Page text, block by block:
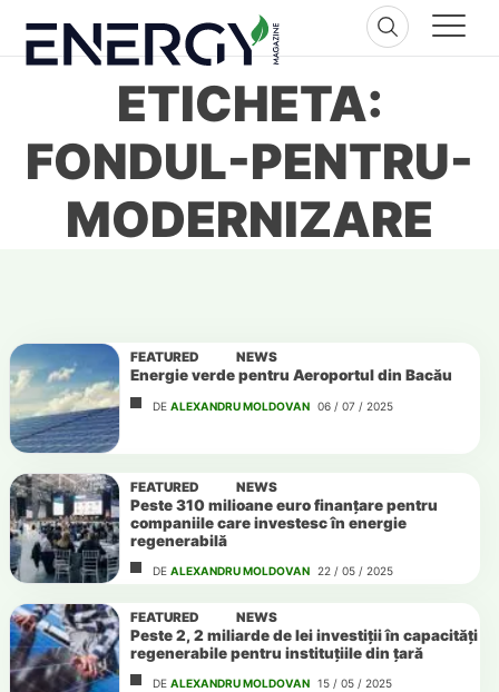
content
ETICHETA:
FONDUL-PENTRU-
MODERNIZARE
FEATURED NEWS
Energie verde pentru Aeroportul din Bacău
DE ALEXANDRU MOLDOVAN 06 / 07 / 2025
FEATURED NEWS
Peste 310 milioane euro finanțare pentru
companiile care investesc în energie
regenerabilă
DE ALEXANDRU MOLDOVAN 22 / 05 / 2025
FEATURED NEWS
Peste 2, 2 miliarde de lei investiții în capacități
regenerabile pentru instituțiile din țară
DE ALEXANDRU MOLDOVAN 15 / 05 / 2025